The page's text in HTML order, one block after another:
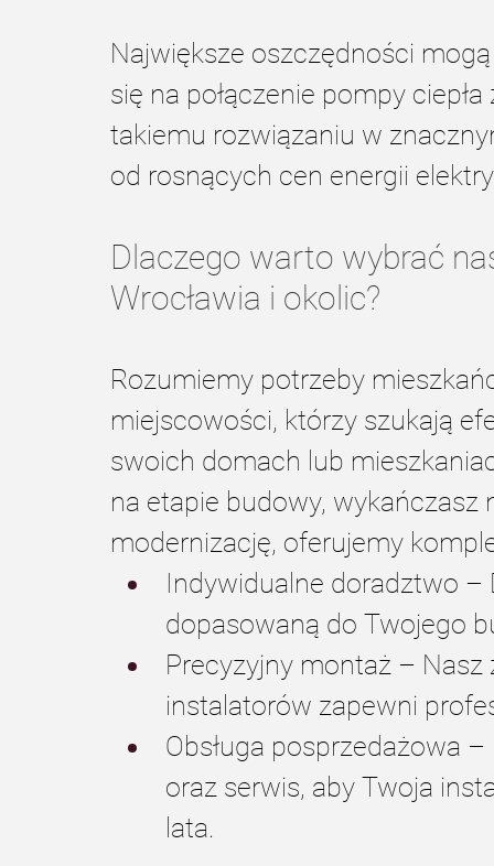
Największe oszczędności
się na połączenie pompy
takiemu rozwiązaniu w
od rosnących cen energii
Dlaczego warto wybrać
Wrocławia i okolic?
Rozumiemy potrzeby
miejscowości, którzy szukają
swoich domach lub
na etapie budowy,
modernizację, oferujemy
Indywidualne doradztwo
dopasowaną do Twojego
Precyzyjny montaż –
instalatorów zapewni
Obsługa posprzedażowa
oraz serwis, aby Twoja
lata.